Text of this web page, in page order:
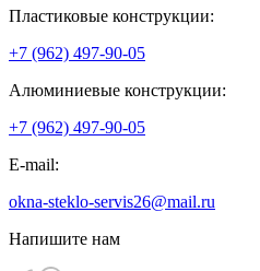
Пластиковые конструкции:
+7 (962) 497-90-05
Алюминиевые конструкции:
+7 (962) 497-90-05
E-mail:
okna-steklo-servis26@mail.ru
Напишите нам